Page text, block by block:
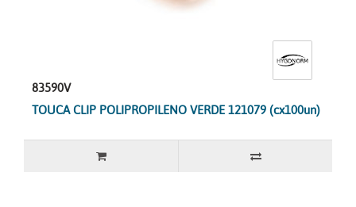
83590V
TOUCA CLIP POLIPROPILENO VERDE 121079 (cx100un)